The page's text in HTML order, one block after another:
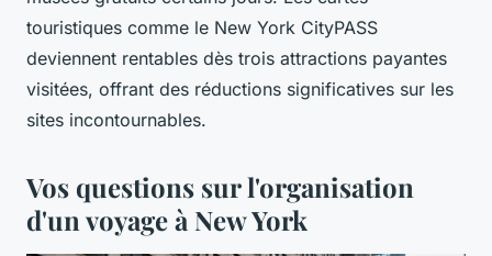
touristiques comme le New York CityPASS
deviennent rentables dès trois attractions payantes
visitées, offrant des réductions significatives sur les
sites incontournables.
Vos questions sur l'organisation
d'un voyage à New York